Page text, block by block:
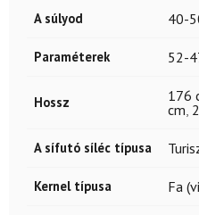
A súlyod 40-
Paraméterek 52-
Hossz 176
cm,
A sífutó síléc típusa
Kernel típusa Fa